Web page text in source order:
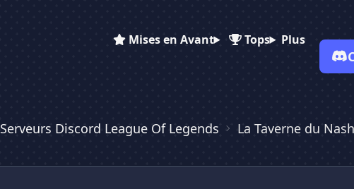
Mises en Avant Tops Plus
Serveurs Discord League Of Legends La Taverne du
Vote pour La Taverne du Nashor
✕
La Taverne du N...
✕
✕
La Taverne du Nashor